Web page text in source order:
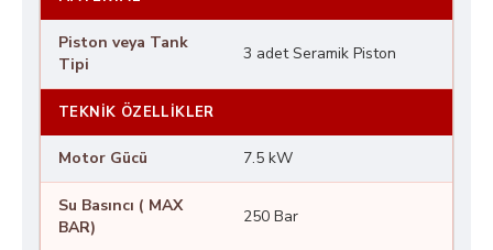
kolayca temizleyin.
Seramik pistonlu pompa ile uzun ömürlü
kullanım sağlayın.
Diversifikasyon başlıklarıyla farklı
Yağ haznesiyle yüksek kapasiteli soğutma
sağlayın.
Güvenli ve kullanımı kolay tasarım.
Piston veya Tank
Tipi
3 adet Seramik Piston
TEKNIK ÖZELLIKLER
Motor Gücü 7.5 kW
Su Basıncı ( MAX
BAR)
250 Bar